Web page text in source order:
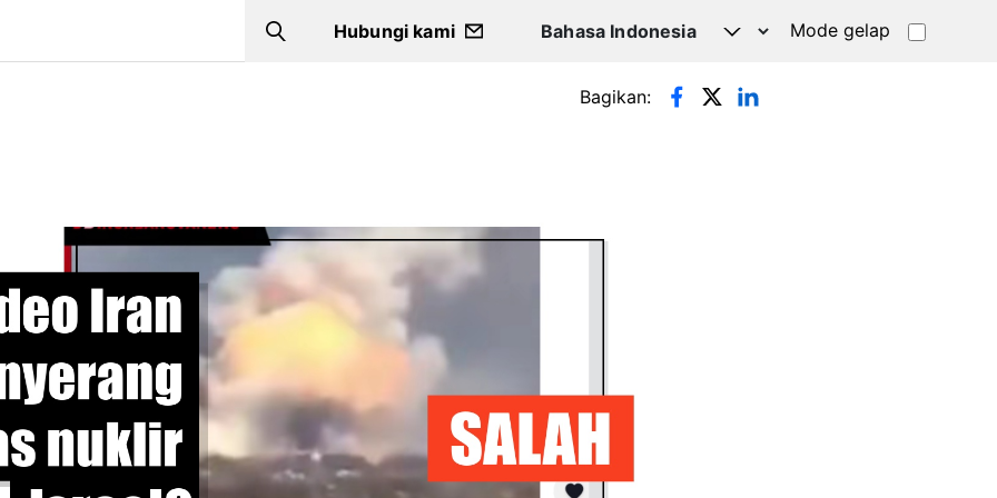
Search
Hubungi kami Mode gelap
Bagikan: